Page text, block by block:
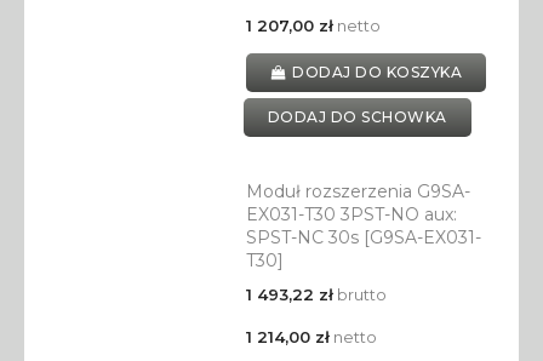
1 207,00 złnetto
DODAJ DO KOSZYKA
DODAJ DO SCHOWKA
Moduł rozszerzenia G9SA-
EX031-T30 3PST-NO aux:
SPST-NC 30s [G9SA-EX031-
T30]
1 493,22 złbrutto
1 214,00 złnetto